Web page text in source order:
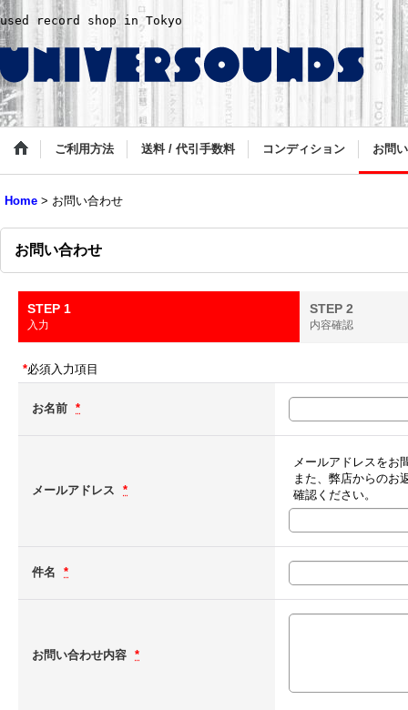
used record shop in Tokyo
ご利用方法 送料 / 代引手数料 コンディション お問
Home > お問い合わせ
お問い合わせ
STEP 1
入力
STEP 2
内容確認
*必須入力項目
お名前 *
メールアドレス *
メールアドレスをお
また、弊店からのお
確認ください。
件名 *
お問い合わせ内容 *